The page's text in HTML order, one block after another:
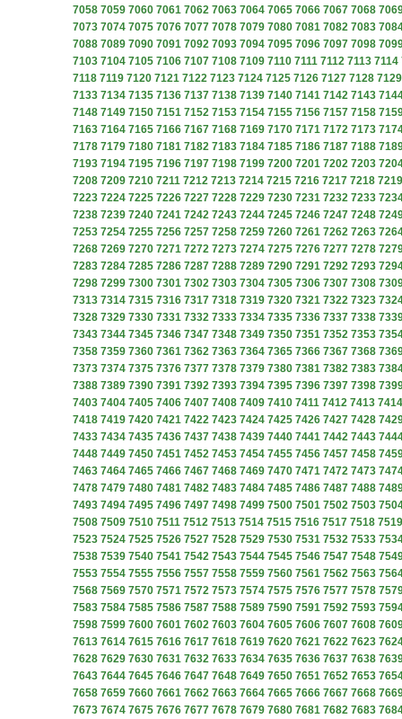
7058 7059 7060 7061 7062 7063 7064 7065 7066 7067 7068
7073 7074 7075 7076 7077 7078 7079 7080 7081 7082 7083
7088 7089 7090 7091 7092 7093 7094 7095 7096 7097 7098
7103 7104 7105 7106 7107 7108 7109 7110 7111 7112 7113 7114
7118 7119 7120 7121 7122 7123 7124 7125 7126 7127 7128 7129
7133 7134 7135 7136 7137 7138 7139 7140 7141 7142 7143
7148 7149 7150 7151 7152 7153 7154 7155 7156 7157 7158
7163 7164 7165 7166 7167 7168 7169 7170 7171 7172 7173
7178 7179 7180 7181 7182 7183 7184 7185 7186 7187 7188
7193 7194 7195 7196 7197 7198 7199 7200 7201 7202 7203
7208 7209 7210 7211 7212 7213 7214 7215 7216 7217 7218 7219
7223 7224 7225 7226 7227 7228 7229 7230 7231 7232 7233
7238 7239 7240 7241 7242 7243 7244 7245 7246 7247 7248
7253 7254 7255 7256 7257 7258 7259 7260 7261 7262 7263
7268 7269 7270 7271 7272 7273 7274 7275 7276 7277 7278
7283 7284 7285 7286 7287 7288 7289 7290 7291 7292 7293
7298 7299 7300 7301 7302 7303 7304 7305 7306 7307 7308
7313 7314 7315 7316 7317 7318 7319 7320 7321 7322 7323
7328 7329 7330 7331 7332 7333 7334 7335 7336 7337 7338
7343 7344 7345 7346 7347 7348 7349 7350 7351 7352 7353
7358 7359 7360 7361 7362 7363 7364 7365 7366 7367 7368
7373 7374 7375 7376 7377 7378 7379 7380 7381 7382 7383
7388 7389 7390 7391 7392 7393 7394 7395 7396 7397 7398
7403 7404 7405 7406 7407 7408 7409 7410 7411 7412 7413 7414
7418 7419 7420 7421 7422 7423 7424 7425 7426 7427 7428
7433 7434 7435 7436 7437 7438 7439 7440 7441 7442 7443
7448 7449 7450 7451 7452 7453 7454 7455 7456 7457 7458
7463 7464 7465 7466 7467 7468 7469 7470 7471 7472 7473
7478 7479 7480 7481 7482 7483 7484 7485 7486 7487 7488
7493 7494 7495 7496 7497 7498 7499 7500 7501 7502 7503
7508 7509 7510 7511 7512 7513 7514 7515 7516 7517 7518 7519
7523 7524 7525 7526 7527 7528 7529 7530 7531 7532 7533
7538 7539 7540 7541 7542 7543 7544 7545 7546 7547 7548
7553 7554 7555 7556 7557 7558 7559 7560 7561 7562 7563
7568 7569 7570 7571 7572 7573 7574 7575 7576 7577 7578
7583 7584 7585 7586 7587 7588 7589 7590 7591 7592 7593
7598 7599 7600 7601 7602 7603 7604 7605 7606 7607 7608
7613 7614 7615 7616 7617 7618 7619 7620 7621 7622 7623
7628 7629 7630 7631 7632 7633 7634 7635 7636 7637 7638
7643 7644 7645 7646 7647 7648 7649 7650 7651 7652 7653
7658 7659 7660 7661 7662 7663 7664 7665 7666 7667 7668
7673 7674 7675 7676 7677 7678 7679 7680 7681 7682 7683